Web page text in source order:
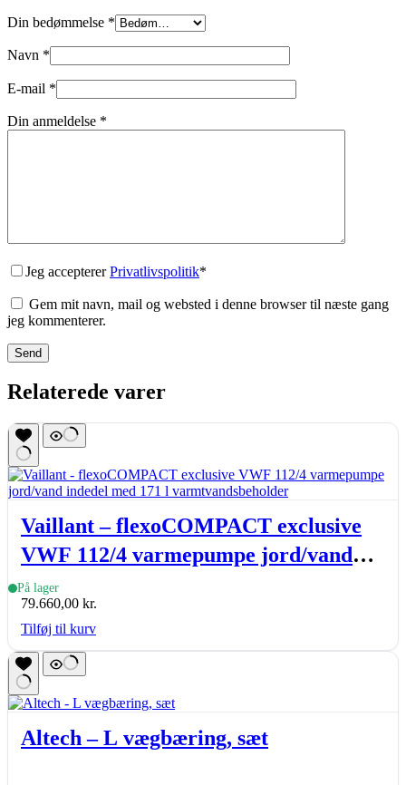
Din bedømmelse *
Navn *
E-mail *
Din anmeldelse *
Jeg acceptererPrivatlivspolitik*
Gem mit navn, mail og websted i denne browser til næste gang
jeg kommenterer.
Send
Relaterede varer
Vaillant – flexoCOMPACT exclusive
VWF 112/4 varmepumpe jord/vand
indedel med 171 l varmtvandsbeholder
På lager
79.660,00 kr.
Tilføj til kurv
Altech – L vægbæring, sæt